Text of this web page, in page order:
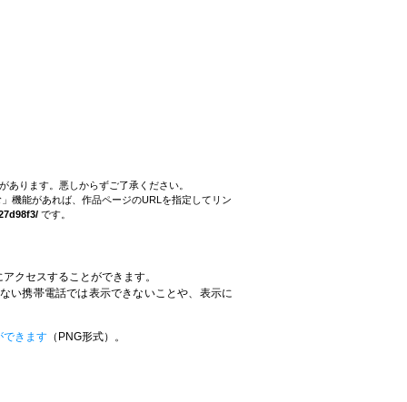
ります。悪しからずご了承ください。
機能があれば、作品ページのURLを指定してリン
です。
クセスすることができます。
い携帯電話では表示できないことや、表示に
できます （PNG形式）。